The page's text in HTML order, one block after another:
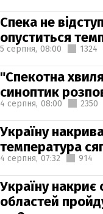
Спека не
опуститься
5 серпня, 08:00 1324
"Спекотна
синоптик
4 серпня, 08:00 2350
Україну
температура
4 серпня, 07:32 914
Україну накриє
областей